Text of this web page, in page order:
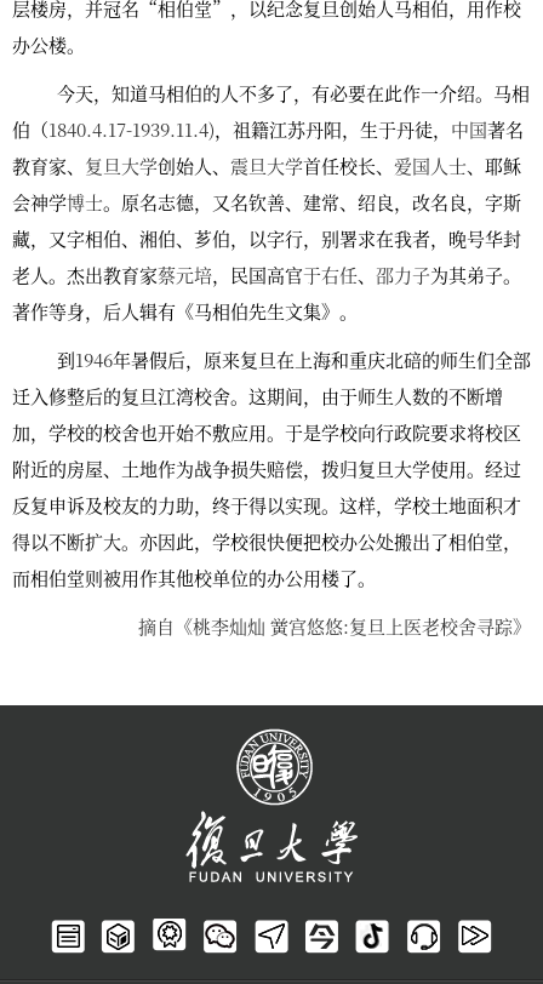
层楼房，并冠名“相伯堂”，以纪念复旦创始人马相伯，用作校
办公楼。
今天，知道马相伯的人不多了，有必要在此作一介绍。马相
伯（1840.4.17-1939.11.4)，祖籍江苏丹阳，生于丹徒， 中国著名
教育家、 复旦大学创始人、 震旦大学首任校长、 爱国人士、耶稣
会神学博士。原名志德，又名钦善、建常、绍良，改名良，字斯
藏，又字相伯、湘伯、芗伯，以字行，别署求在我者，晚号华封
老人。杰出教育家蔡元培，民国高官于右任、 邵力子为其弟子。
著作等身，后人辑有《马相伯先生文集》。
到1946年暑假后，原来复旦在上海和重庆北碚的师生们全部
迁入修整后的复旦江湾校舍。这期间，由于师生人数的不断增
加，学校的校舍也开始不敷应用。于是学校向行政院要求将校区
附近的房屋、土地作为战争损失赔偿，拨归复旦大学使用。经过
反复申诉及校友的力助，终于得以实现。这样，学校土地面积才
得以不断扩大。亦因此，学校很快便把校办公处搬出了相伯堂，
而相伯堂则被用作其他校单位的办公用楼了。
摘自《桃李灿灿 黉宫悠悠:复旦上医老校舍寻踪》